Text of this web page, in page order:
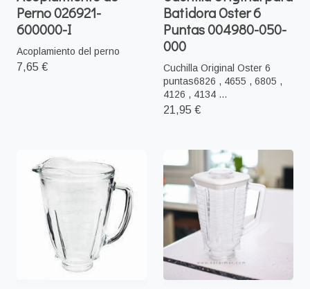
Perno 026921-
600000-I
Acoplamiento del perno
7,65 €
Batidora Oster 6
Puntas 004980-050-
000
Cuchilla Original Oster 6
puntas6826 , 4655 , 6805 ,
4126 , 4134 ...
21,95 €